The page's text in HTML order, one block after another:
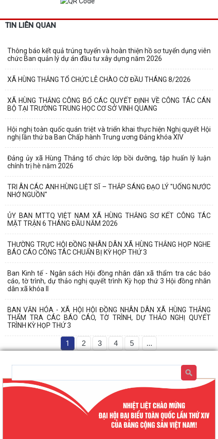
TIN LIÊN QUAN
Thông báo kết quả trúng tuyển và hoàn thiện hồ sơ tuyển dụng viên
chức Ban quản lý dự án đầu tư xây dựng năm 2026
XÃ HÙNG THẮNG TỔ CHỨC LỄ CHÀO CỜ ĐẦU THÁNG 8/2026
XÃ HÙNG THẮNG CÔNG BỐ CÁC QUYẾT ĐỊNH VỀ CÔNG TÁC CÁN
BỘ TẠI TRƯỜNG TRUNG HỌC CƠ SỞ VINH QUANG
Hội nghị toàn quốc quán triệt và triển khai thực hiện Nghị quyết Hội
nghị lần thứ ba Ban Chấp hành Trung ương Đảng khóa XIV
Đảng ủy xã Hùng Thắng tổ chức lớp bồi dưỡng, tập huấn lý luận
chính trị hè năm 2026
TRI ÂN CÁC ANH HÙNG LIỆT SĨ – THẮP SÁNG ĐẠO LÝ "UỐNG NƯỚC
NHỚ NGUỒN"
ỦY BAN MTTQ VIỆT NAM XÃ HÙNG THẮNG SƠ KẾT CÔNG TÁC
MẶT TRẬN 6 THÁNG ĐẦU NĂM 2026
THƯỜNG TRỰC HỘI ĐỒNG NHÂN DÂN XÃ HÙNG THẮNG HỌP NGHE
BÁO CÁO CÔNG TÁC CHUẨN BỊ KỲ HỌP THỨ 3
Ban Kinh tế - Ngân sách Hội đồng nhân dân xã thẩm tra các báo
cáo, tờ trình, dự thảo nghị quyết trình Kỳ họp thứ 3 Hội đồng nhân
dân xã khóa II
BAN VĂN HÓA - XÃ HỘI HỘI ĐỒNG NHÂN DÂN XÃ HÙNG THẮNG
THẨM TRA CÁC BÁO CÁO, TỜ TRÌNH, DỰ THẢO NGHỊ QUYẾT
TRÌNH KỲ HỌP THỨ 3
1 2 3 4 5 ...